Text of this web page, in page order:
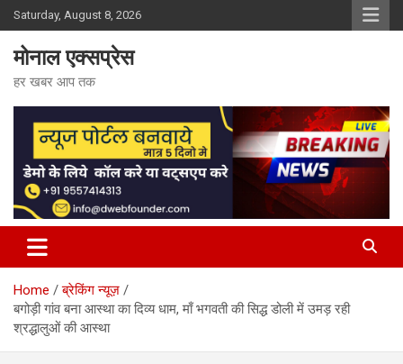
Skip
to
content
Saturday, August 8, 2026
मोनाल एक्सप्रेस
हर खबर आप तक
Home
ब्रेकिंग न्यूज़
बगोड़ी गांव बना आस्था का दिव्य धाम, माँ भगवती की सिद्ध डोली में उमड़ रही
श्रद्धालुओं की आस्था